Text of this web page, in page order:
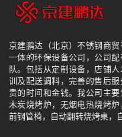
京建鹏达（北京）不锈钢商
一体的环保设备公司，公司
队。包括从定制设备，店铺
训及配送调料，完善的售后
贵的时间和金钱。我公司主
木炭烧烤炉，无烟电热烧烤
前钢管椅，自动翻转烧烤桌，